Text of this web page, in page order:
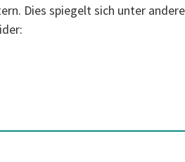
Dies spiegelt sich unter